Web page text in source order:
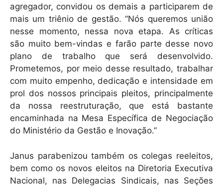
agregador, convidou os demais a participarem de
mais um triênio de gestão. “Nós queremos união
nesse momento, nessa nova etapa. As críticas
são muito bem-vindas e farão parte desse novo
plano de trabalho que será desenvolvido.
Prometemos, por meio desse resultado, trabalhar
com muito empenho, dedicação e intensidade em
prol dos nossos principais pleitos, principalmente
da nossa reestruturação, que está bastante
encaminhada na Mesa Específica de Negociação
do Ministério da Gestão e Inovação.”
Janus parabenizou também os colegas reeleitos,
bem como os novos eleitos na Diretoria Executiva
Nacional, nas Delegacias Sindicais, nas Seções